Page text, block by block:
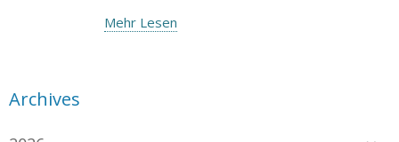
Mehr Lesen
Archives